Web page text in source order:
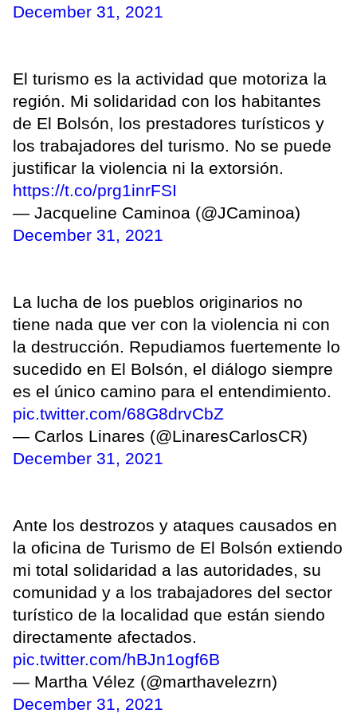
December 31, 2021
El turismo es la actividad que motoriza la
región. Mi solidaridad con los habitantes
de El Bolsón, los prestadores turísticos y
los trabajadores del turismo. No se puede
justificar la violencia ni la extorsión.
https://t.co/prg1inrFSI
— Jacqueline Caminoa (@JCaminoa)
December 31, 2021
La lucha de los pueblos originarios no
tiene nada que ver con la violencia ni con
la destrucción. Repudiamos fuertemente lo
sucedido en El Bolsón, el diálogo siempre
es el único camino para el entendimiento.
pic.twitter.com/68G8drvCbZ
— Carlos Linares (@LinaresCarlosCR)
December 31, 2021
Ante los destrozos y ataques causados en
la oficina de Turismo de El Bolsón extiendo
mi total solidaridad a las autoridades, su
comunidad y a los trabajadores del sector
turístico de la localidad que están siendo
directamente afectados.
pic.twitter.com/hBJn1ogf6B
— Martha Vélez (@marthavelezrn)
December 31, 2021